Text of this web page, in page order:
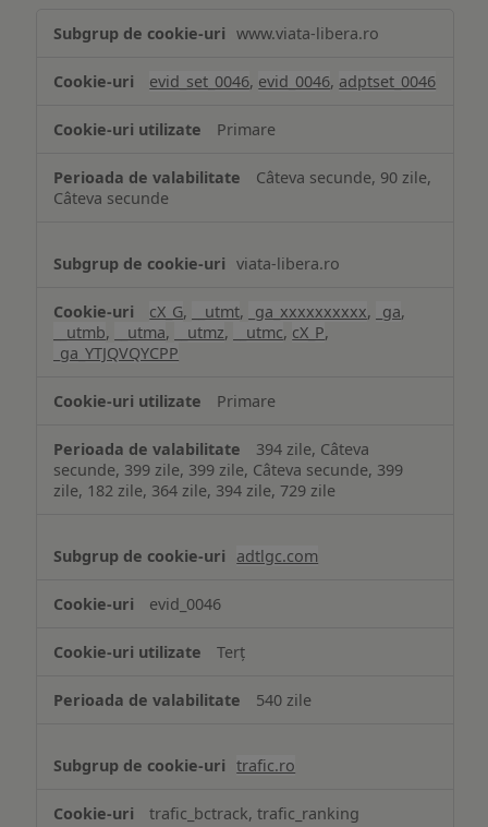
www.viata-libera.ro
evid_set_0046, evid_0046, adptset_0046
Primare
Câteva secunde, 90 zile,
Câteva secunde
viata-libera.ro
cX_G, __utmt, _ga_xxxxxxxxxx, _ga,
__utmb, __utma, __utmz, __utmc, cX_P,
_ga_YTJQVQYCPP
Primare
394 zile, Câteva
secunde, 399 zile, 399 zile, Câteva secunde, 399
zile, 182 zile, 364 zile, 394 zile, 729 zile
adtlgc.com
evid_0046
Terț
540 zile
trafic.ro
trafic_bctrack, trafic_ranking